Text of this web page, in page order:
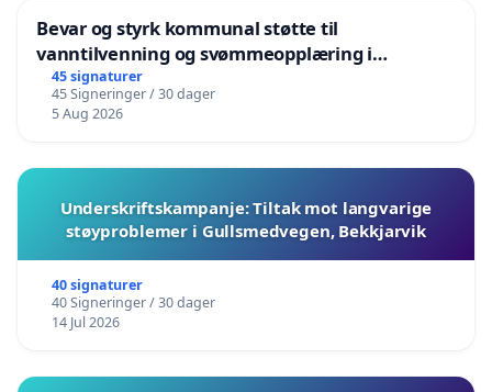
Bevar og styrk kommunal støtte til
vanntilvenning og svømmeopplæring i
barnehagene i Haugesund
45 signaturer
45 Signeringer / 30 dager
5 Aug 2026
Underskriftskampanje: Tiltak mot langvarige
støyproblemer i Gullsmedvegen, Bekkjarvik
40 signaturer
40 Signeringer / 30 dager
14 Jul 2026